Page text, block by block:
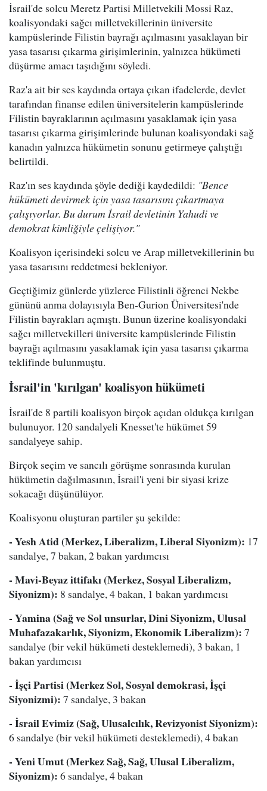
İsrail'de solcu Meretz Partisi Milletvekili Mossi Raz,
koalisyondaki sağcı milletvekillerinin üniversite
kampüslerinde Filistin bayrağı açılmasını yasaklayan bir
yasa tasarısı çıkarma girişimlerinin, yalnızca hükümeti
düşürme amacı taşıdığını söyledi.
Raz'a ait bir ses kaydında ortaya çıkan ifadelerde, devlet
tarafından finanse edilen üniversitelerin kampüslerinde
Filistin bayraklarının açılmasını yasaklamak için yasa
tasarısı çıkarma girişimlerinde bulunan koalisyondaki sağ
kanadın yalnızca hükümetin sonunu getirmeye çalıştığı
belirtildi.
Raz'ın ses kaydında şöyle dediği kaydedildi: "Bence
hükümeti devirmek için yasa tasarısını çıkartmaya
çalışıyorlar. Bu durum İsrail devletinin Yahudi ve
demokrat kimliğiyle çelişiyor."
Koalisyon içerisindeki solcu ve Arap milletvekillerinin bu
yasa tasarısını reddetmesi bekleniyor.
Geçtiğimiz günlerde yüzlerce Filistinli öğrenci Nekbe
gününü anma dolayısıyla Ben-Gurion Üniversitesi'nde
Filistin bayrakları açmıştı. Bunun üzerine koalisyondaki
sağcı milletvekilleri üniversite kampüslerinde Filistin
bayrağı açılmasını yasaklamak için yasa tasarısı çıkarma
teklifinde bulunmuştu.
İsrail'in 'kırılgan' koalisyon hükümeti
İsrail'de 8 partili koalisyon birçok açıdan oldukça kırılgan
bulunuyor. 120 sandalyeli Knesset'te hükümet 59
sandalyeye sahip.
Birçok seçim ve sancılı görüşme sonrasında kurulan
hükümetin dağılmasının, İsrail'i yeni bir siyasi krize
sokacağı düşünülüyor.
Koalisyonu oluşturan partiler şu şekilde:
- Yesh Atid (Merkez, Liberalizm, Liberal Siyonizm): 17
sandalye, 7 bakan, 2 bakan yardımcısı
- Mavi-Beyaz ittifakı (Merkez, Sosyal Liberalizm,
Siyonizm): 8 sandalye, 4 bakan, 1 bakan yardımcısı
- Yamina (Sağ ve Sol unsurlar, Dini Siyonizm, Ulusal
Muhafazakarlık, Siyonizm, Ekonomik Liberalizm): 7
sandalye (bir vekil hükümeti desteklemedi), 3 bakan, 1
bakan yardımcısı
- İşçi Partisi (Merkez Sol, Sosyal demokrasi, İşçi
Siyonizmi): 7 sandalye, 3 bakan
- İsrail Evimiz (Sağ, Ulusalcılık, Revizyonist Siyonizm):
6 sandalye (bir vekil hükümeti desteklemedi), 4 bakan
- Yeni Umut (Merkez Sağ, Sağ, Ulusal Liberalizm,
Siyonizm): 6 sandalye, 4 bakan